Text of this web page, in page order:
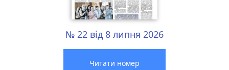
№ 22 від 8 липня 2026
Читати номер